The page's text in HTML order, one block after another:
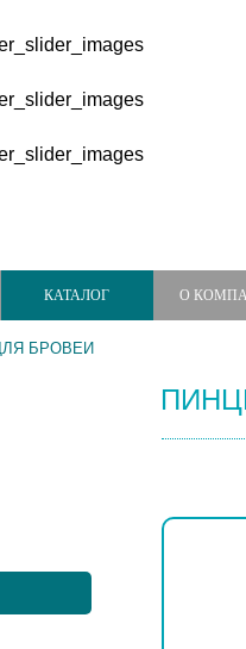
КАТАЛОГ О
БРОВЕЙ